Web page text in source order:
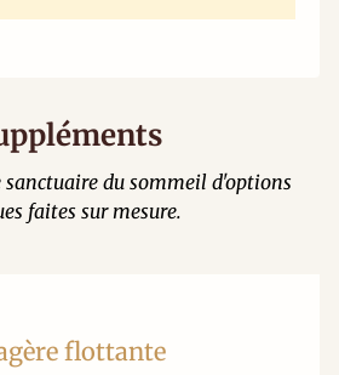
du sommeil d'options
faites sur mesure.
flottante